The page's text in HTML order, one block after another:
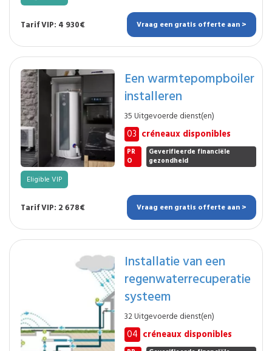
Tarif VIP: 4 930€ Vraag een gratis offerte aan >
Een warmtepompboiler
installeren
35 Uitgevoerde dienst(en)
03 créneaux disponibles
PR
O
Geverifieerde financiële
gezondheid
Eligible VIP
Tarif VIP: 2 678€ Vraag een gratis offerte aan >
Installatie van een
regenwaterrecuperatie
systeem
32 Uitgevoerde dienst(en)
04 créneaux disponibles